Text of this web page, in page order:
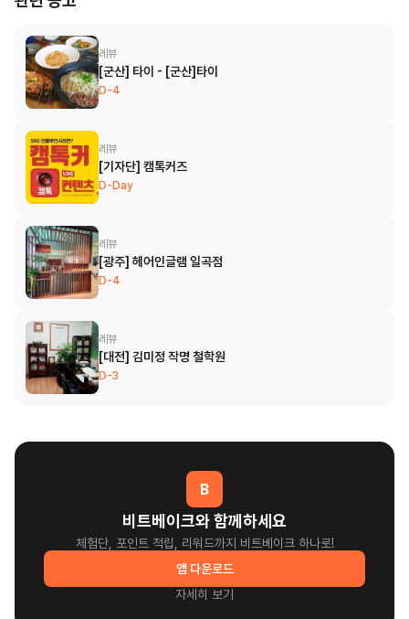
레뷰
[군산] 타이 - [군산]타이
D-4
레뷰
[기자단] 캠톡커즈
D-Day
레뷰
[광주] 헤어인글램 일곡점
D-4
레뷰
[대전] 김미정 작명 철학원
D-3
B
비트베이크와 함께하세요
체험단, 포인트 적립, 리워드까지 비트베이크 하나로!
앱 다운로드
자세히 보기